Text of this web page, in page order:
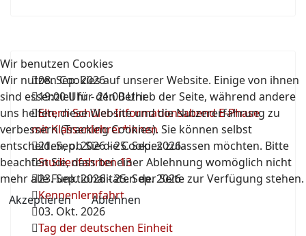
08. Sep. 2026
19:00 Uhr-21:00 Uhr
Eltern-Schüler-Informationsabend E-Phase
mit Klassenlehrer*innen
21. Sep. 2026-25. Sep. 2026
Studienfahrten 13
23. Sep. 2026-25. Sep. 2026
Kennenlernfahrt
03. Okt. 2026
Tag der deutschen Einheit
Wir benutzen Cookies
Wir nutzen Cookies auf unserer Website. Einige von ihnen
sind essenziell für den Betrieb der Seite, während andere
uns helfen, diese Website und die Nutzererfahrung zu
verbessern (Tracking Cookies). Sie können selbst
entscheiden, ob Sie die Cookies zulassen möchten. Bitte
beachten Sie, dass bei einer Ablehnung womöglich nicht
mehr alle Funktionalitäten der Seite zur Verfügung stehen.
Akzeptieren
Ablehnen